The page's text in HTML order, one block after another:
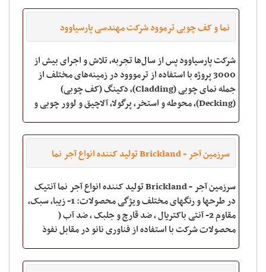
نما و کف چوبی ترموود شرکت مهندسی پارسیاوود
شرکت پارسیاوود پس از سال‌ها تجربه، تلاش و اجرای بیش از
3000 پروژه با استفاده از ترمووود در زمینه‌های مختلف از
جمله نمای چوبی (Cladding)، دکینگ (کف چوبی)
(Decking)، محوطه و استخر، پرگولا، آلاچیق و لوور چوبی و
سرزمین آجر - Brickland تولید کننده انواع آجر نما
سرزمین آجر - Brickland تولید کننده انواع آجر نما آنتیک
در طرحها و رنگهای مختلف ویژگی محصولات: 1- زیبا، سبک،
مقاوم 2- آنتی باکتریال ، ضد قارچ و جلبک ، ضد آب (
محصولات شرکت با استفاده از فناوری نانو در مقابل نفوذ